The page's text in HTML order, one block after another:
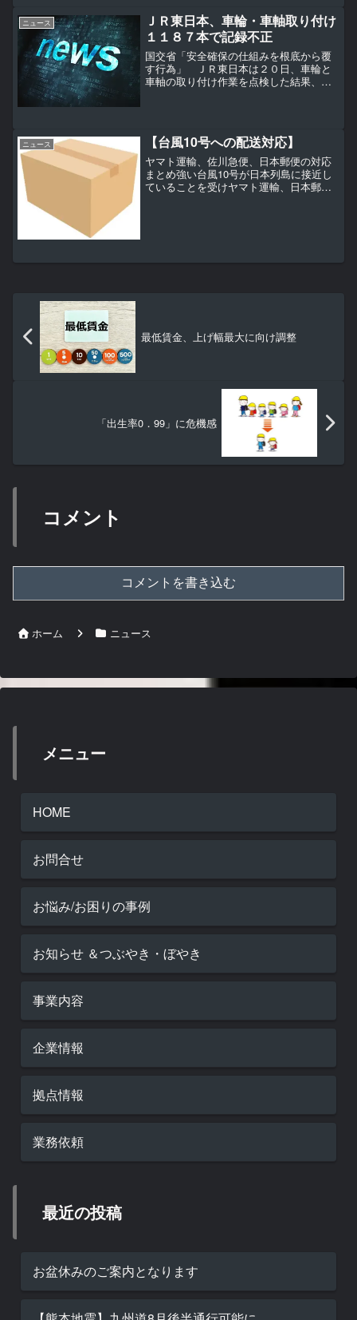
社は昨年６月、メール便や薄型荷物の配
達を日本郵便に一本化する...
ニュース
ＪＲ東日本、車輪・車軸取り付け
１１８７本で記録不正
国交省「安全確保の仕組みを根底から覆
す行為」 ＪＲ東日本は２０日、車輪と
車軸の取り付け作業を点検した結果、２
国土交通省に報告しなかっ...
ニュース 【台風10号への配送対応】
ヤマト運輸、佐川急便、日本郵便の対応
まとめ強い台風10号が日本列島に接近し
ていることを受けヤマト運輸、日本郵
最低賃金、上げ幅最大に向け調整
「出生率0．99」に危機感
コメント
コメントを書き込む
ホーム ニュース
メニュー
HOME
お問合せ
お悩み/お困りの事例
お知らせ ＆つぶやき・ぼやき
事業内容
企業情報
拠点情報
業務依頼
最近の投稿
お盆休みのご案内となります